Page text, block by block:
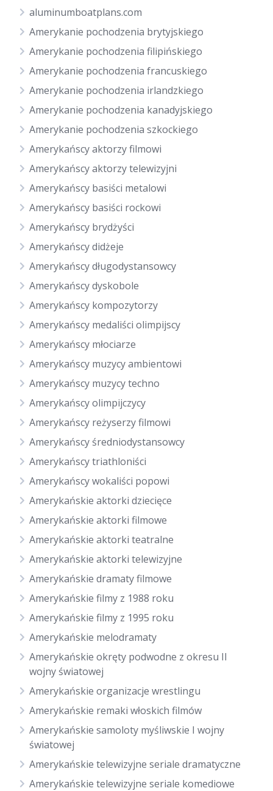
aluminumboatplans.com
Amerykanie pochodzenia brytyjskiego
Amerykanie pochodzenia filipińskiego
Amerykanie pochodzenia francuskiego
Amerykanie pochodzenia irlandzkiego
Amerykanie pochodzenia kanadyjskiego
Amerykanie pochodzenia szkockiego
Amerykańscy aktorzy filmowi
Amerykańscy aktorzy telewizyjni
Amerykańscy basiści metalowi
Amerykańscy basiści rockowi
Amerykańscy brydżyści
Amerykańscy didżeje
Amerykańscy długodystansowcy
Amerykańscy dyskobole
Amerykańscy kompozytorzy
Amerykańscy medaliści olimpijscy
Amerykańscy młociarze
Amerykańscy muzycy ambientowi
Amerykańscy muzycy techno
Amerykańscy olimpijczycy
Amerykańscy reżyserzy filmowi
Amerykańscy średniodystansowcy
Amerykańscy triathloniści
Amerykańscy wokaliści popowi
Amerykańskie aktorki dziecięce
Amerykańskie aktorki filmowe
Amerykańskie aktorki teatralne
Amerykańskie aktorki telewizyjne
Amerykańskie dramaty filmowe
Amerykańskie filmy z 1988 roku
Amerykańskie filmy z 1995 roku
Amerykańskie melodramaty
Amerykańskie okręty podwodne z okresu II
wojny światowej
Amerykańskie organizacje wrestlingu
Amerykańskie remaki włoskich filmów
Amerykańskie samoloty myśliwskie I wojny
światowej
Amerykańskie telewizyjne seriale dramatyczne
Amerykańskie telewizyjne seriale komediowe